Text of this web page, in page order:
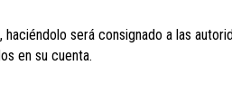
será consignado a las
en su cuenta.